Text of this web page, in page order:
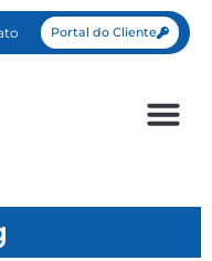
Portal do Cliente